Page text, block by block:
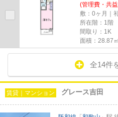
(管理費・共
敷：0ヶ月｜
所在階：1階
間取り：1K
面積：28.87㎡
全14件
賃貸｜マンション グレース吉田